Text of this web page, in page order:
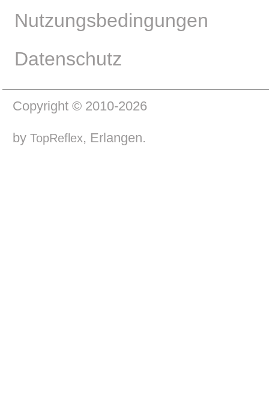
Nutzungsbedingungen
Datenschutz
Copyright © 2010-2026
by TopReflex, Erlangen.